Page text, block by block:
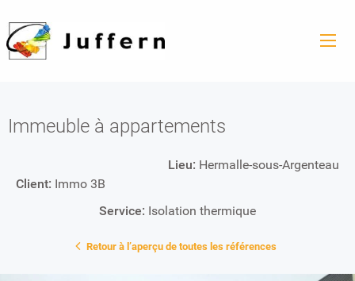
Immeuble à appartements
Lieu: Hermalle-sous-Argenteau
Client: Immo 3B
Service: Isolation thermique
Retour à l’aperçu de toutes les références